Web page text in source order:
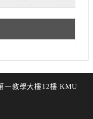
項之特定目的內蒐
及方式在前述蒐集
一教學大樓12樓 KMU